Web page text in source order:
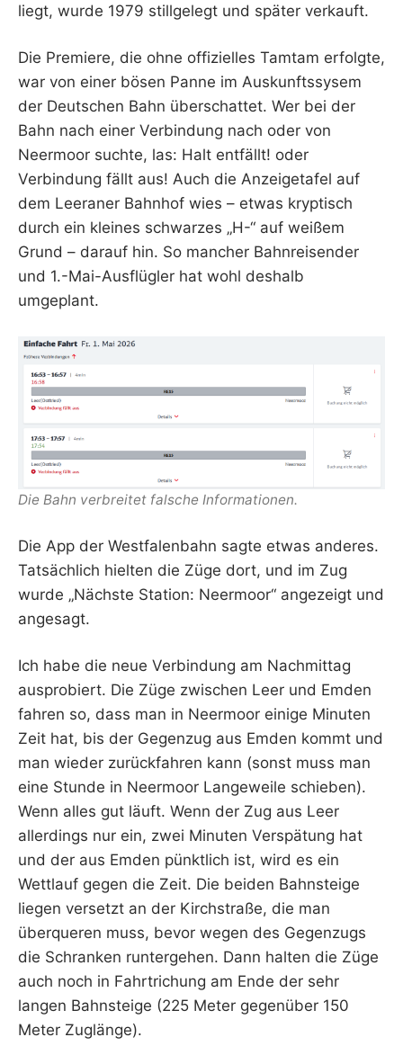
liegt, wurde 1979 stillgelegt und später verkauft.
Die Premiere, die ohne offizielles Tamtam erfolgte,
war von einer bösen Panne im Auskunftssysem
der Deutschen Bahn überschattet. Wer bei der
Bahn nach einer Verbindung nach oder von
Neermoor suchte, las: Halt entfällt! oder
Verbindung fällt aus! Auch die Anzeigetafel auf
dem Leeraner Bahnhof wies – etwas kryptisch
durch ein kleines schwarzes „H-“ auf weißem
Grund – darauf hin. So mancher Bahnreisender
und 1.-Mai-Ausflügler hat wohl deshalb
umgeplant.
Die Bahn verbreitet falsche Informationen.
Die App der Westfalenbahn sagte etwas anderes.
Tatsächlich hielten die Züge dort, und im Zug
wurde „Nächste Station: Neermoor“ angezeigt und
angesagt.
Ich habe die neue Verbindung am Nachmittag
ausprobiert. Die Züge zwischen Leer und Emden
fahren so, dass man in Neermoor einige Minuten
Zeit hat, bis der Gegenzug aus Emden kommt und
man wieder zurückfahren kann (sonst muss man
eine Stunde in Neermoor Langeweile schieben).
Wenn alles gut läuft. Wenn der Zug aus Leer
allerdings nur ein, zwei Minuten Verspätung hat
und der aus Emden pünktlich ist, wird es ein
Wettlauf gegen die Zeit. Die beiden Bahnsteige
liegen versetzt an der Kirchstraße, die man
überqueren muss, bevor wegen des Gegenzugs
die Schranken runtergehen. Dann halten die Züge
auch noch in Fahrtrichung am Ende der sehr
langen Bahnsteige (225 Meter gegenüber 150
Meter Zuglänge).